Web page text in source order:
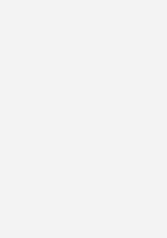
gesammelt
Kriterien wieder
in den
notwendig
Denn lokale Log-Files
verloren.
und warum
und
relevant?